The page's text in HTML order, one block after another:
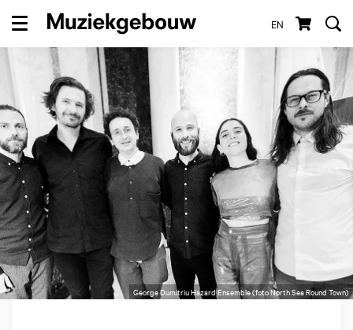
EN
Menu
George Dumitriu Hazard Ensemble (foto North Sea Round Town)